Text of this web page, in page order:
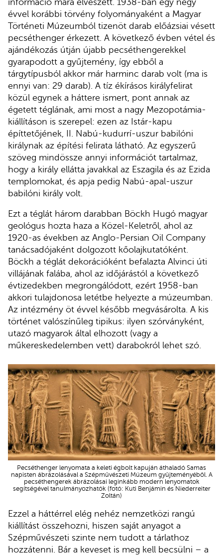
évvel korábbi törvény folyományaként a Magyar
Történeti Múzeumból tizenöt darab előázsiai vésett
pecséthenger érkezett. A következő évben vétel és
ajándékozás útján újabb pecséthengerekkel
gyarapodott a gyűjtemény, így ebből a
tárgytípusból akkor már harminc darab volt (ma is
ennyi van: 29 darab). A tíz ékírásos királyfelirat
közül egynek a háttere ismert, pont annak az
égetett téglának, ami most a nagy Mezopotámia-
kiállításon is szerepel: ezen az Istár-kapu
építtetőjének, II. Nabú-kudurrí-uszur babilóni
királynak az építési felirata látható. Az egyszerű
szöveg mindössze annyi információt tartalmaz,
hogy a király ellátta javakkal az Eszagila és az Ezida
templomokat, és apja pedig Nabú-apal-uszur
babilóni király volt.
Ezt a téglát három darabban Böckh Hugó magyar
geológus hozta haza a Közel-Keletről, ahol az
1920-as években az Anglo-Persian Oil Company
tanácsadójaként dolgozott kőolajkutatóként.
Böckh a téglát dekorációként befalazta Alvinci úti
villájának falába, ahol az időjárástól a következő
évtizedekben megrongálódott, ezért 1958-ban
akkori tulajdonosa letétbe helyezte a múzeumban.
Az intézmény öt évvel később megvásárolta. A kis
történet valószínűleg tipikus: ilyen szórványként,
utazó magyarok által elhozott (vagy a
műkereskedelemben vett) darabokról lehet szó.
Pecséthenger lenyomata a keleti égbolt kapuján áthaladó Samas
napisten ábrázolásával a Szépművészeti Múzeum gyűjteményéből. A
pecséthengerek ábrázolásai leginkább modern lenyomatok
segítségével tanulmányozhatók (fotó: Kuti Benjámin és Niederreiter
Zoltán)
Ezzel a háttérrel elég nehéz nemzetközi rangú
kiállítást összehozni, hiszen saját anyagot a
Szépművészeti szinte nem tudott a tárlathoz
hozzátenni. Bár a keveset is meg kell becsülni – a